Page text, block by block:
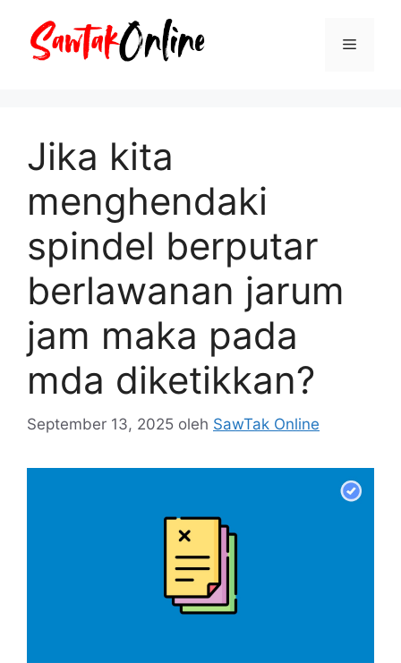
Menu
Jika kita
menghendaki
spindel berputar
berlawanan jarum
jam maka pada
mda diketikkan?
September 13, 2025 oleh SawTak Online